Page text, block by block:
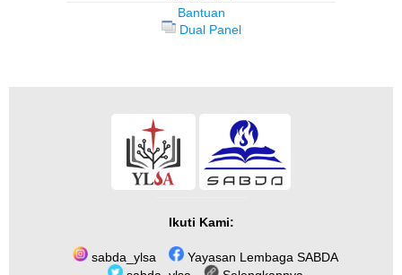
Bantuan
Dual Panel
Ikuti Kami:
sabda_ylsa
Yayasan Lembaga SABDA